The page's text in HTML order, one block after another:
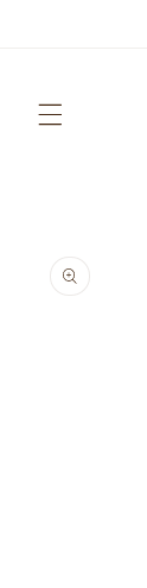
product
information